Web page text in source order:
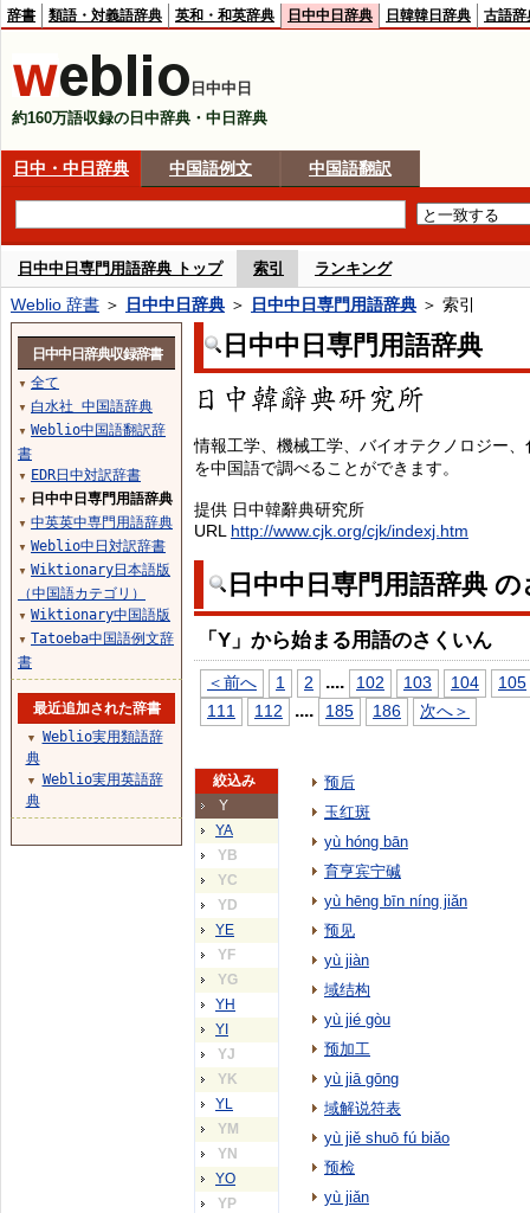
辞書 類語・対義語辞典 英和・和英辞典 日中中日辞典 日韓韓日辞典 古語辞
日中中日
約160万語収録の日中辞典・中日辞典
日中・中日辞典 中国語例文 中国語翻訳
日中中日専門用語辞典 トップ 索引 ランキング
Weblio 辞書 ＞ 日中中日辞典 ＞ 日中中日専門用語辞典 ＞ 索引
日中中日専門用語辞典
情報工学、機械工学、バイオテクノロジー
を中国語で調べることができます。
提供 日中韓辭典研究所
URL http://www.cjk.org/cjk/indexj.htm
日中中日専門用語辞典
「Y」から始まる用語のさくいん
＜前へ 1 2 .... 102 103 104
105
111
112 .... 185 186 次へ＞
絞込み
Y
YA
YB
YC
YD
YE
YF
YG
YH
YI
YJ
YK
YL
YM
YN
YO
YP
预后
玉红斑
yù hóng bān
育亨宾宁碱
yù hēng bīn níng jiǎn
预见
yù jiàn
域结构
yù jié gòu
预加工
yù jiā gōng
域解说符表
yù jiě shuō fú biǎo
预检
yù jiǎn
日中中日辞典収録辞書
▼ 全て
▼ 白水社 中国語辞典
▼ Weblio中国語翻訳辞
書
▼ EDR日中対訳辞書
▼ 日中中日専門用語辞典
▼ 中英英中専門用語辞典
▼ Weblio中日対訳辞書
▼ Wiktionary日本語版
（中国語カテゴリ）
▼ Wiktionary中国語版
▼ Tatoeba中国語例文辞
書
最近追加された辞書
▼
Weblio実用類語辞
典
▼
Weblio実用英語辞
典